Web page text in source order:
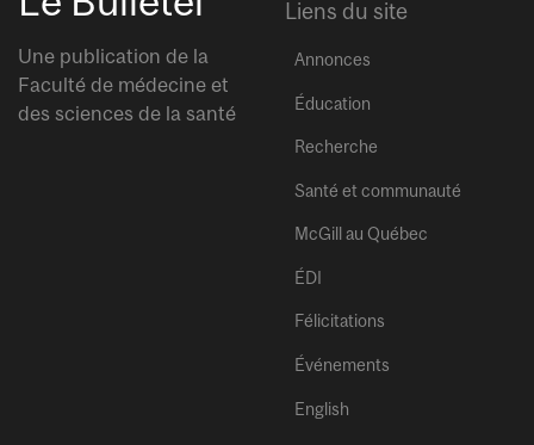
Une publication de la
Faculté de médecine et
des sciences de la santé
Liens du site
Annonces
Éducation
Recherche
Santé et communauté
McGill au Québec
ÉDI
Félicitations
Événements
English